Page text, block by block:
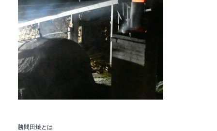
勝間田焼とは